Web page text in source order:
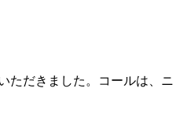
ただきました。コールは、ニ